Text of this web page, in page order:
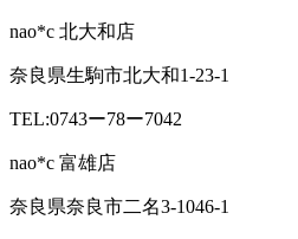
nao*c 北大和店
奈良県生駒市北大和1-23-1
TEL:0743ー78ー7042
nao*c 富雄店
奈良県奈良市二名3-1046-1